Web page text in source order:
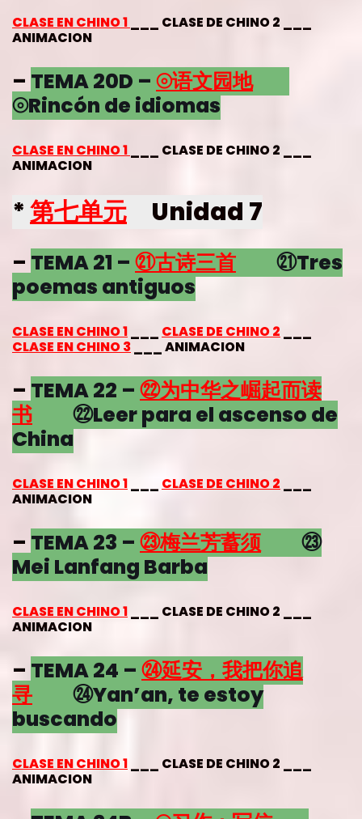
CLASE EN CHINO 1
___ CLASE DE CHINO 2 ___
ANIMACION
– TEMA 20D – ⦾语文园地
⦾Rincón de idiomas
CLASE EN CHINO 1
___ CLASE DE CHINO 2 ___
ANIMACION
*第七单元 Unidad 7
– TEMA 21 – ㉑古诗三首 ㉑Tres
poemas antiguos
CLASE EN CHINO 1 CLASE DE CHINO 2
CLASE EN CHINO 3 ___ ANIMACION
– TEMA 22 – ㉒为中华之崛起而读
书 ㉒Leer para el ascenso de
China
CLASE EN CHINO 1 CLASE DE CHINO 2
ANIMACION
– TEMA 23 – ㉓梅兰芳蓄须㉓
Mei Lanfang Barba
CLASE EN CHINO 1 ___ CLASE DE CHINO 2 ___
ANIMACION
– TEMA 24 – ㉔延安，我把你追
寻 ㉔Yan’an, te estoy
buscando
CLASE EN CHINO 1 ___ CLASE DE CHINO 2 ___
ANIMACION